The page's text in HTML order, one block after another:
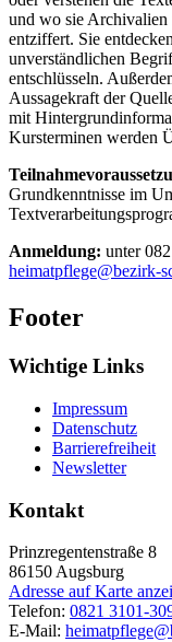
und wo sie
entziffert. Sie
unverständlichen
entschlüsseln.
Aussagekraft der
mit
Kursterminen werden
Grundkenntnisse im
Anmeldung: unter
heimatpflege@bezirk-
Footer
Wichtige Links
Impressum
Datenschutz
Barrierefreiheit
Newsletter
Kontakt
Prinzregentenstraße 8
86150Augsburg
Adresse auf Karte
Telefon: 0821 3101-
E-Mail: